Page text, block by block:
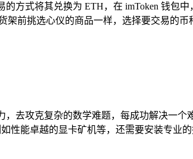
的方式将其兑换为 ETH，在 imToken 钱包
架前挑选心仪的商品一样，选择要交易的
去攻克复杂的数学难题，每成功解决一
性能卓越的显卡矿机等，还需要安装专业